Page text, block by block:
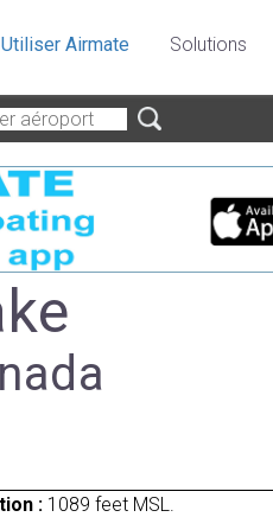
Utiliser Airmate Solutions
:1089 feet MSL.